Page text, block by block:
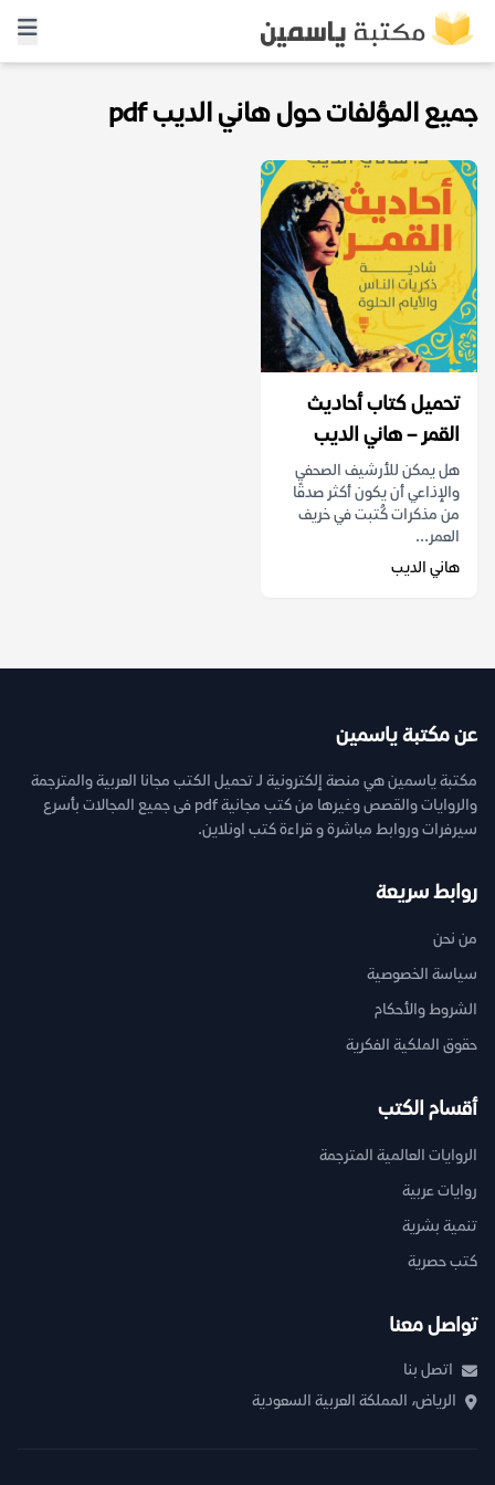
جميع المؤلفات حول هاني الديب pdf
تحميل كتاب أحاديث
القمر – هاني الديب
هل يمكن للأرشيف الصحفي
والإذاعي أن يكون أكثر صدقًا
من مذكرات كُتبت في خريف
العمر...
هاني الديب
عن مكتبة ياسمين
مكتبة ياسمين هي منصة إلكترونية لـ تحميل الكتب مجانا العربية والمترجمة
والروايات والقصص وغيرها من كتب مجانية pdf فى جميع المجالات بأسرع
سيرفرات وروابط مباشرة و قراءة كتب اونلاين.
روابط سريعة
من نحن
سياسة الخصوصية
الشروط والأحكام
حقوق الملكية الفكرية
أقسام الكتب
الروايات العالمية المترجمة
روايات عربية
تنمية بشرية
كتب حصرية
تواصل معنا
اتصل بنا
الرياض، المملكة العربية السعودية